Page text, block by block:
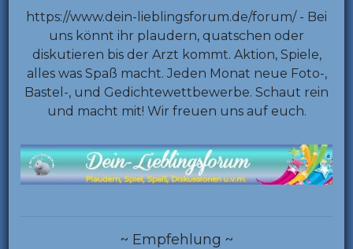
https://www.dein-lieblingsforum.de/forum/ - Bei
uns könnt ihr plaudern, quatschen oder
diskutieren bis der Arzt kommt. Aktion, Spiele,
alles was Spaß macht. Jeden Monat neue Foto-,
Bastel-, und Gedichtewettbewerbe. Schaut rein
und macht mit! Wir freuen uns auf euch.
~ Empfehlung ~